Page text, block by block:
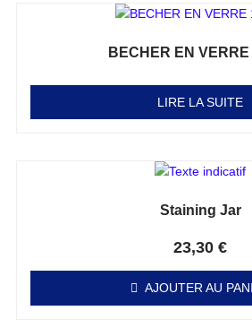
BECHER EN VERRE
LIRE LA SUITE
Staining Jar
23,30 €
AJOUTER AU